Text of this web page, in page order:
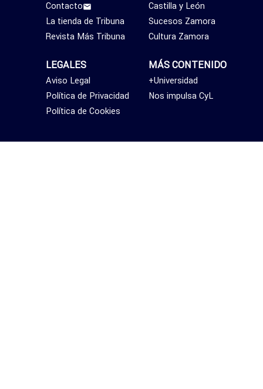
Castilla y León
Sucesos Zamora
Cultura Zamora
MÁS CONTENIDO
+Universidad
Nos impulsa CyL
Contacto
La tienda de Tribuna
Revista Más Tribuna
LEGALES
Aviso Legal
Política de Privacidad
Política de Cookies